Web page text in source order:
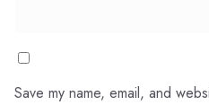
Save my name, email, and